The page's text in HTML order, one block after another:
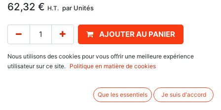
62,32 € H.T. par Unités
AJOUTER AU PANIER
Délai de livraison : 1 semaine
série 50 : 4050, 4250, 4450,
Nous utilisons des cookies pour vous offrir une meilleure expérience
utilisateur sur ce site.
Politique en matière de cookies
Que les essentiels Je suis d'accord